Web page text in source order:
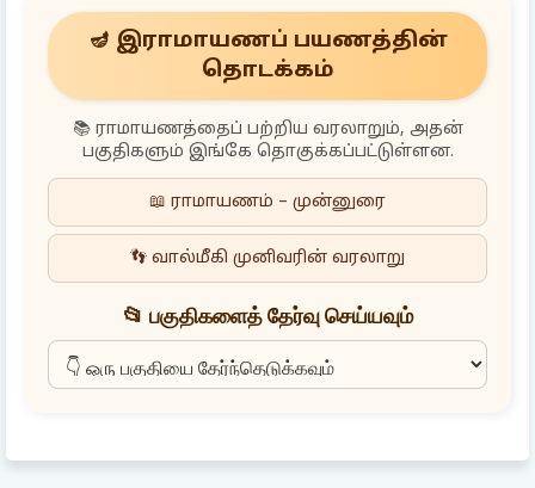
🪔 இராமாயணப் பயணத்தின்
தொடக்கம்
📚 ராமாயணத்தைப் பற்றிய வரலாறும், அதன்
பகுதிகளும் இங்கே தொகுக்கப்பட்டுள்ளன.
📖 ராமாயணம் – முன்னுரை
👣 வால்மீகி முனிவரின் வரலாறு
📂 பகுதிகளைத் தேர்வு செய்யவும்